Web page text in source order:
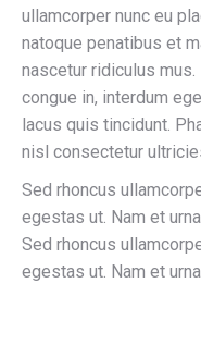
ullamcorper nunc eu
natoque penatibus et
nascetur ridiculus
congue in, interdum
lacus quis tincidunt.
nisl consectetur
Sed rhoncus
egestas ut. Nam et
Sed rhoncus
egestas ut. Nam et